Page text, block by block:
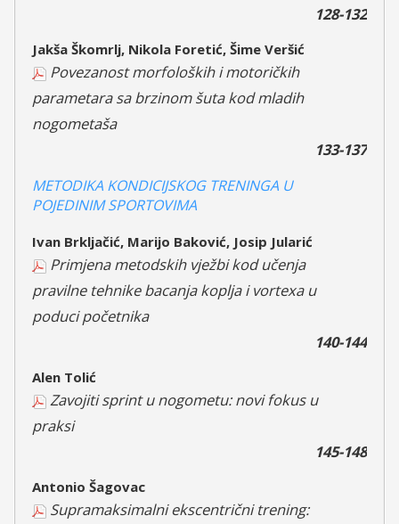
128-132
Jakša Škomrlj, Nikola Foretić, Šime Veršić
Povezanost morfoloških i motoričkih
parametara sa brzinom šuta kod mladih
nogometaša
133-137
METODIKA KONDICIJSKOG TRENINGA U
POJEDINIM SPORTOVIMA
Ivan Brkljačić, Marijo Baković, Josip Jularić
Primjena metodskih vježbi kod učenja
pravilne tehnike bacanja koplja i vortexa u
poduci početnika
140-144
Alen Tolić
Zavojiti sprint u nogometu: novi fokus u
praksi
145-148
Antonio Šagovac
Supramaksimalni ekscentrični trening: